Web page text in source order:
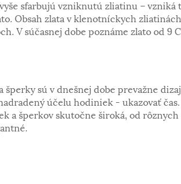
sfarbujú vzniknutú zliatinu – vzniká
Obsah zlata v klenotníckych
V súčasnej dobe poznáme zlato od 9
šperky sú v dnešnej dobe prevažne
účelu hodiniek - ukazovať čas.
a šperkov skutočne široká, od